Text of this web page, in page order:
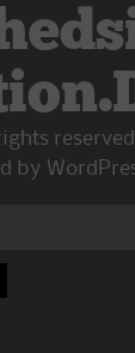
reserved.
by